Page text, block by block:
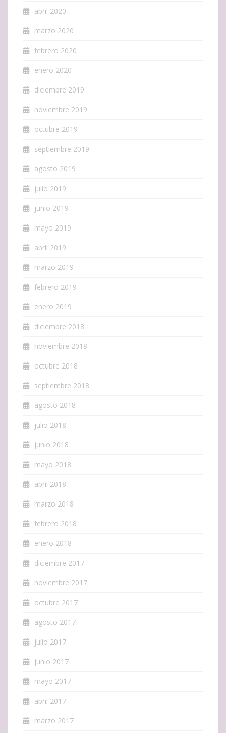
abril 2020
marzo 2020
febrero 2020
enero 2020
diciembre 2019
noviembre 2019
octubre 2019
septiembre 2019
agosto 2019
julio 2019
junio 2019
mayo 2019
abril 2019
marzo 2019
febrero 2019
enero 2019
diciembre 2018
noviembre 2018
octubre 2018
septiembre 2018
agosto 2018
julio 2018
junio 2018
mayo 2018
abril 2018
marzo 2018
febrero 2018
enero 2018
diciembre 2017
noviembre 2017
octubre 2017
agosto 2017
julio 2017
junio 2017
mayo 2017
abril 2017
marzo 2017